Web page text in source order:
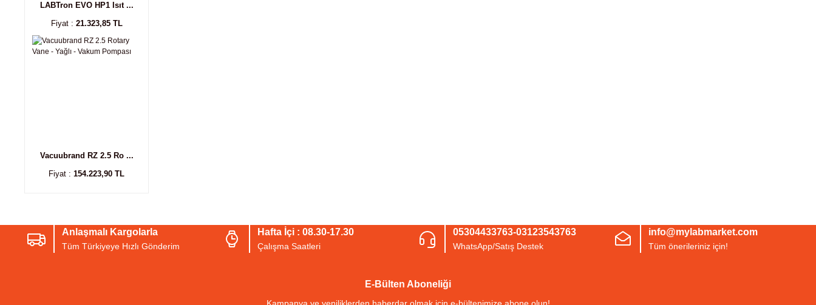
LABTron EVO HP1 Isıt ...
Fiyat : 21.323,85 TL
Vacuubrand RZ 2.5 Ro ...
Fiyat : 154.223,90 TL
Anlaşmalı Kargolarla
Tüm Türkiyeye Hızlı Gönderim
Hafta İçi : 08.30-17.30
Çalışma Saatleri
05304433763-03123543763
WhatsApp/Satış Destek
info@mylabmarket.com
Tüm önerileriniz için!
E-Bülten Aboneliği